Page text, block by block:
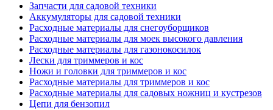
Запчасти для садовой техники
Аккумуляторы для садовой техники
Расходные материалы для снегоуборщиков
Расходные материалы для моек высокого давления
Расходные материалы для газонокосилок
Лески для триммеров и кос
Ножи и головки для триммеров и кос
Расходные материалы для триммеров и кос
Расходные материалы для садовых ножниц и кустрезов
Цепи для бензопил